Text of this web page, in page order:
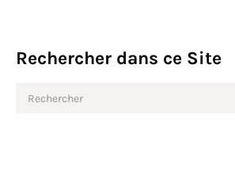
Rechercher dans ce Site